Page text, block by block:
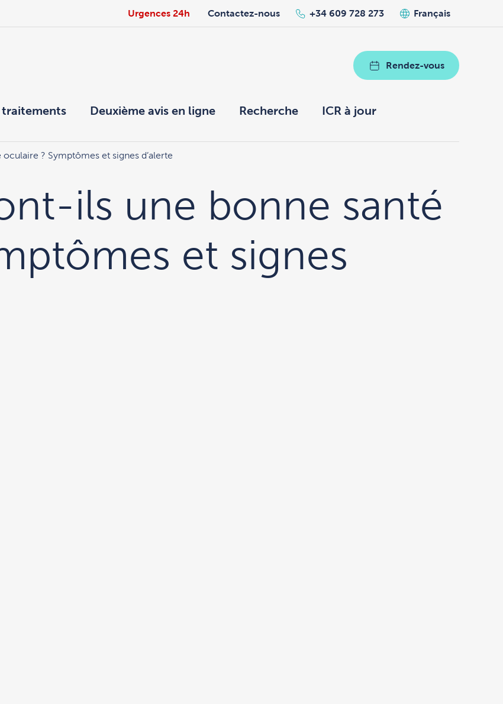
Urgences 24h Contactez-nous +34 609 728 273 Français
Rendez-vous
traitements Deuxième avis en ligne Recherche ICR à jour
? Symptômes et signes d’alerte
ils une bonne santé
et signes